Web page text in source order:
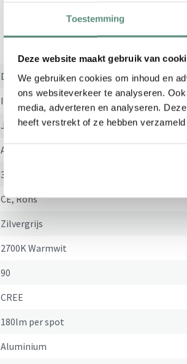
Toestemming
Deze website maakt gebruik van
We gebruiken cookies om inhoud en
ons websiteverkeer te analyseren.
media, adverteren en analyseren.
heeft verstrekt of ze hebben
Diameter 35mm / Hoogte 32mm
IP54
Ja, met de juiste dimmer
A+
3 jaar
CE, Rohs
Zilvergrijs
2700K Warmwit
90
CREE
180lm per spot
Aluminium